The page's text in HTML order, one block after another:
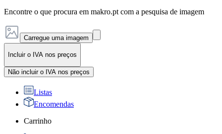
Encontre o que procura em makro.pt com a pesquisa de imagem
Carregue uma imagem
Incluir o IVA nos preços
Não incluir o IVA nos preços
Listas
Encomendas
Carrinho